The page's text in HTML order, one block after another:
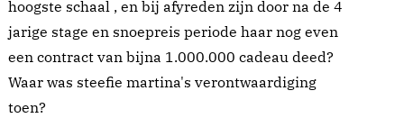
hoogste schaal , en bij afyreden zijn door na de 4
jarige stage en snoepreis periode haar nog even
een contract van bijna 1.000.000 cadeau deed?
Waar was steefie martina's verontwaardiging
toen?